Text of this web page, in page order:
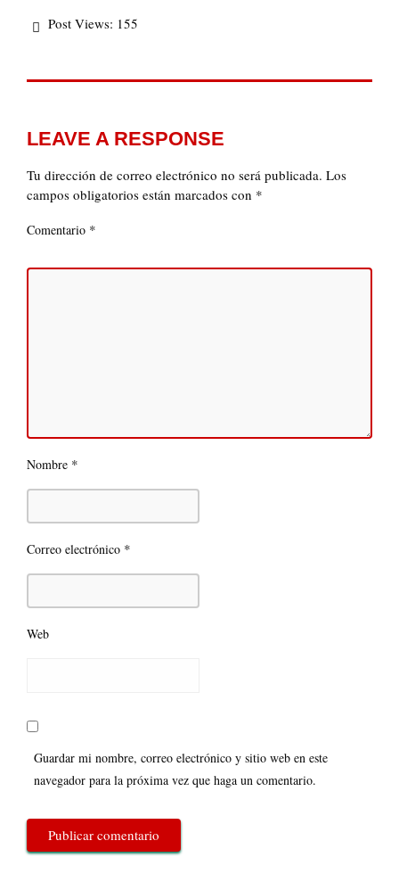
Post Views: 155
LEAVE A RESPONSE
Tu dirección de correo electrónico no será publicada. Los
campos obligatorios están marcados con *
Comentario *
Nombre *
Correo electrónico *
Web
Guardar mi nombre, correo electrónico y sitio web en este
navegador para la próxima vez que haga un comentario.